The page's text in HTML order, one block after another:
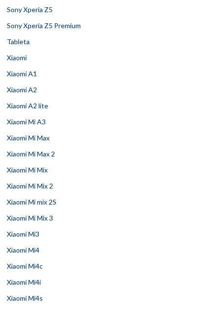
Sony Xperia Z5
Sony Xperia Z5 Premium
Tableta
Xiaomi
Xiaomi A1
Xiaomi A2
Xiaomi A2 lite
Xiaomi Mi A3
Xiaomi Mi Max
Xiaomi Mi Max 2
Xiaomi Mi Mix
Xiaomi Mi Mix 2
Xiaomi Mi mix 2S
Xiaomi Mi Mix 3
Xiaomi Mi3
Xiaomi Mi4
Xiaomi Mi4c
Xiaomi Mi4i
Xiaomi Mi4s